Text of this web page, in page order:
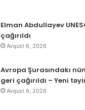
Elman Abdullayev
çağırıldı
Avqust 6, 2026
Avropa Şurasındakı
geri çağırıldı – Yeni
Avqust 6, 2026